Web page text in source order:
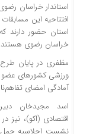
استاندار خراسان
استان حضور دارند
خراسان رضوی هستند.
مظفری در پایان طرح
ورزشی کشورهای عضو
آمادگی امضای
اسد مجیدخان
اقتصادی (اکو)، نیز
نشست اجلاسیه حمل